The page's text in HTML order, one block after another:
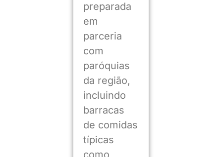
preparada
em
parceria
com
paróquias
da região,
incluindo
barracas
de comidas
típicas